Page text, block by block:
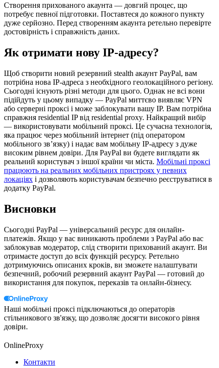
Створення прихованого акаунта — довгий процес, що
потребує певної підготовки. Поставтеся до кожного пункту
дуже серйозно. Перед створенням акаунта ретельно перевірте
достовірність і справжність даних.
Як отримати нову IP-адресу?
Щоб створити новий резервний stealth акаунт PayPal, вам
потрібна нова IP-адреса з необхідного геолокаційного регіону.
Сьогодні існують різні методи для цього. Однак не всі вони
підійдуть у цьому випадку — PayPal миттєво виявляє VPN
або серверні проксі і може заблокувати вашу IP. Вам потрібна
справжня residential IP від residential proxy. Найкращий вибір
— використовувати мобільний проксі. Це сучасна технологія,
яка працює через мобільний інтернет (під оператором
мобільного зв’язку) і надає вам мобільну IP-адресу з дуже
високим рівнем довіри. Для PayPal ви будете виглядати як
реальний користувач з іншої країни чи міста. Мобільні проксі
працюють на реальних мобільних пристроях у певних
локаціях і дозволяють користувачам безпечно реєструватися в
додатку PayPal.
Висновки
Сьогодні PayPal — універсальний ресурс для онлайн-
платежів. Якщо у вас виникають проблеми з PayPal або вас
заблокував модератор, слід створити прихований акаунт. Ви
отримаєте доступ до всіх функцій ресурсу. Ретельно
дотримуючись описаних кроків, ви зможете налаштувати
безпечний, робочий резервний акаунт PayPal — готовий до
використання для покупок, переказів та онлайн-бізнесу.
Наші мобільні проксі підключаються до операторів
стільникового зв'язку, що дозволяє досягти високого рівня
довіри.
OnlineProxy
Контакти